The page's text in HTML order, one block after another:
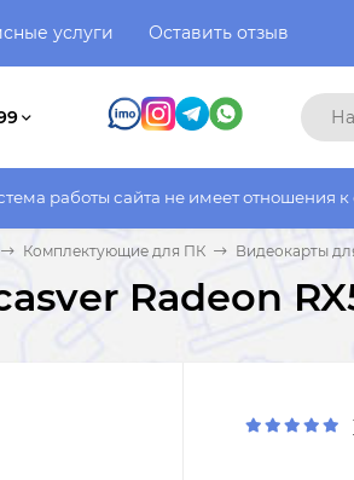
услуги Оставить отзыв
не имеет отношения к системе
Комплектующие для ПК Видеокарты
Radeon